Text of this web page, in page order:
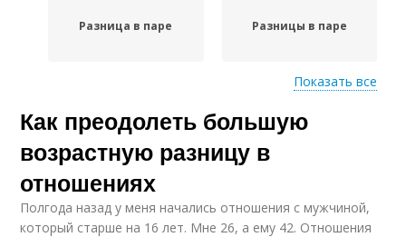
Разница в паре Разницы в паре
Разница на интимные
отношения
Разницы на
планирование
Большая разница Разница в возрасте
Показать все
Как преодолеть большую
возрастную разницу в
отношениях
Полгода назад у меня начались отношения с мужчиной,
который старше на 16 лет. Мне 26, а ему 42. Отношения